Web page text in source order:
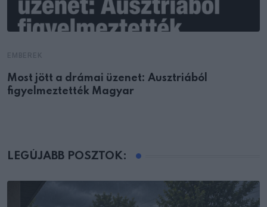
Most jött a drámai üzenet: Ausztriából
figyelmeztették Magyar
LEGÚJABB POSZTOK: